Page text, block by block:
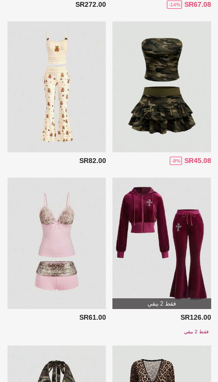
SR67.08
-14%
SR272.00
SR45.08
-8%
SR82.00
فقط 2 بيقي
SR126.00
فقط 2 بيقي
SR61.00